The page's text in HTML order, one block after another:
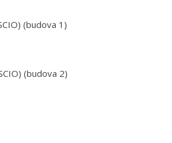
(budova 1)
(budova 2)